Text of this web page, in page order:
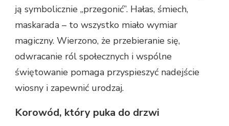
ją symbolicznie „przegonić”. Hałas, śmiech,
maskarada – to wszystko miało wymiar
magiczny. Wierzono, że przebieranie się,
odwracanie ról społecznych i wspólne
świętowanie pomaga przyspieszyć nadejście
wiosny i zapewnić urodzaj.
Korowód, który puka do drzwi